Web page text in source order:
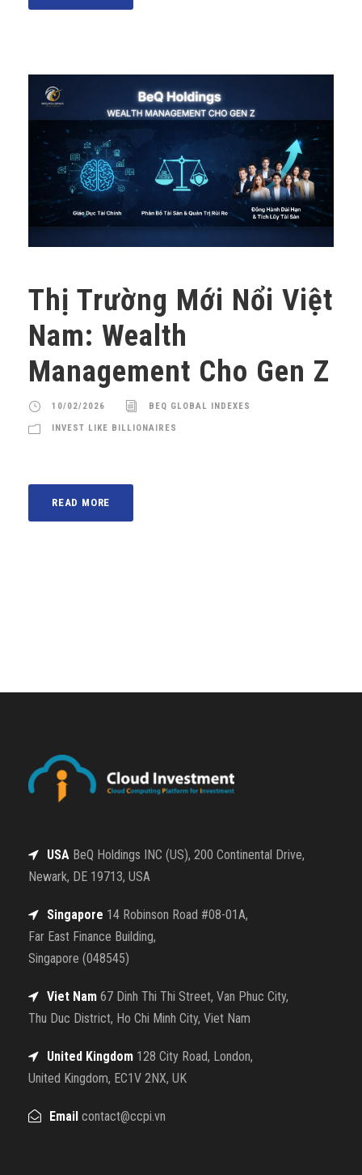
Thị Trường Mới Nổi Việt
Nam: Wealth
Management Cho Gen Z
10/02/2026 BEQ GLOBAL INDEXES
INVEST LIKE BILLIONAIRES
READ MORE
USA BeQ Holdings INC (US), 200 Continental Drive,
Newark, DE 19713, USA
Singapore 14 Robinson Road #08-01A,
Far East Finance Building,
Singapore (048545)
Viet Nam 67 Dinh Thi Thi Street, Van Phuc City,
Thu Duc District, Ho Chi Minh City, Viet Nam
United Kingdom 128 City Road, London,
United Kingdom, EC1V 2NX, UK
Email contact@ccpi.vn